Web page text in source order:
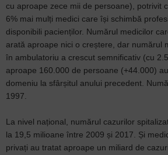
cu aproape zece mii de persoane), potrivit
6% mai mulți medici care își schimbă
disponibili pacienților. Numărul medicilor
arată aproape nici o creștere, dar numărul
în ambulatoriu a crescut semnificativ (cu
aproape 160.000 de persoane (+44.000)
domeniu la sfârșitul anului precedent.
1997.
La nivel național, numărul cazurilor
la 19,5 milioane între 2009 și 2017. Și
privați au tratat aproape un miliard de